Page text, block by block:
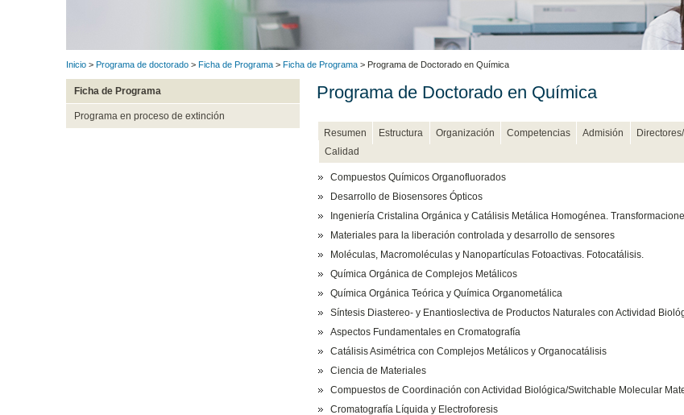
Inicio > Programa de doctorado > Ficha de Programa > Ficha de Programa > Programa de Doctorado en Química
Ficha de Programa
Programa en proceso de extinción
Programa de Doctorado en Química
Resumen Estructura Organización Competencias Admisión
Calidad
Compuestos Químicos Organofluorados
Desarrollo de Biosensores Ópticos
Ingeniería Cristalina Orgánica y Catálisis Metálica Homogénea.
Materiales para la liberación controlada y desarrollo de sensores
Moléculas, Macromoléculas y Nanopartículas Fotoactivas. Fotocatálisis.
Química Orgánica de Complejos Metálicos
Química Orgánica Teórica y Química Organometálica
Síntesis Diastereo- y Enantioslectiva de Productos Naturales con Actividad
Aspectos Fundamentales en Cromatografía
Catálisis Asimétrica con Complejos Metálicos y Organocatálisis
Ciencia de Materiales
Compuestos de Coordinación con Actividad Biológica/Switchable Molecular
Cromatografía Líquida y Electroforesis